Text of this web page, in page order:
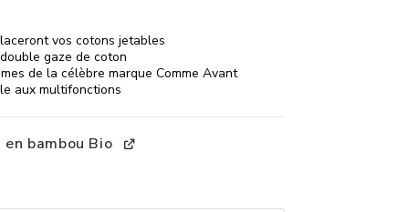
vos cotons jetables
gaze de coton
de la célèbre marque Comme Avant
aux multifonctions
bambou Bio